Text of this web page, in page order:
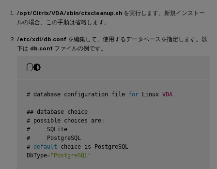
/opt/Citrix/VDA/sbin/ctxcleanup.sh を実行します。新規インストー
ルの場合、この手順は省略します。
/etc/xdl/db.conf を編集して、使用するデータベースを指定します。以
下は db.conf ファイルの例です。
# database configuration file for Linux VDA
## database choice
# possible choices are :
#     SQLite
#     PostgreSQL
# default choice is PostgreSQL
DbType="PostgreSQL"